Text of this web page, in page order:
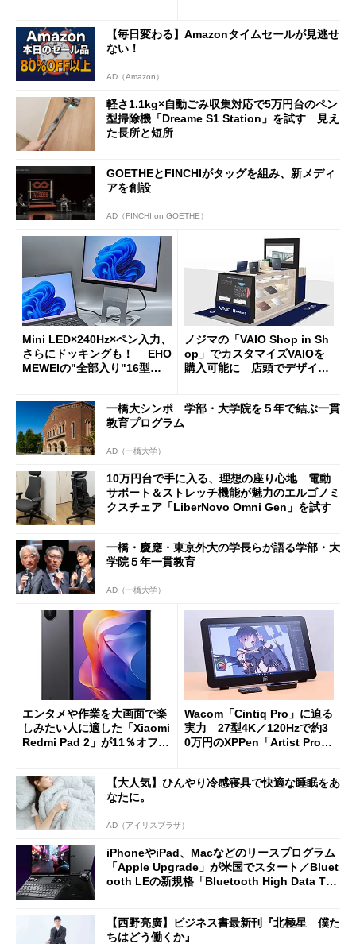
【毎日変わる】Amazonタイムセールが見逃せ
ない！
AD（Amazon）
軽さ1.1kg×自動ごみ収集対応で5万円台のペン
型掃除機「Dreame S1 Station」を試す 見え
た長所と短所
GOETHEとFINCHIがタッグを組み、新メディ
アを創設
AD（FINCHI on GOETHE）
Mini LED×240Hz×ペン入力、
さらにドッキングも！ EHO
MEWEIの"全部入り"16型モ
ノジマの「VAIO Shop in Sh
op」でカスタマイズVAIOを
購入可能に 店頭でデザイン
一橋大シンポ 学部・大学院を５年で結ぶ一貫
教育プログラム
AD（一橋大学）
10万円台で手に入る、理想の座り心地 電動
サポート＆ストレッチ機能が魅力のエルゴノミ
クスチェア「LiberNovo Omni Gen」を試す
一橋・慶應・東京外大の学長らが語る学部・大
学院５年一貫教育
AD（一橋大学）
エンタメや作業を大画面で楽
しみたい人に適した「Xiaomi
Redmi Pad 2」が11％オフの
Wacom「Cintiq Pro」に迫る
実力 27型4K／120Hzで約3
0万円のXPPen「Artist Pro 2
【大人気】ひんやり冷感寝具で快適な睡眠をあ
なたに。
AD（アイリスプラザ）
iPhoneやiPad、Macなどのリースプログラム
「Apple Upgrade」が米国でスタート／Bluet
ooth LEの新規格「Bluetooth High Data Thr
【西野亮廣】ビジネス書最新刊『北極星 僕た
ちはどう働くか』